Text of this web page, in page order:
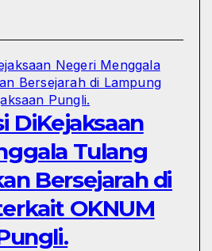
DiKejaksaan
Tulang
Bersejarah di
OKNUM